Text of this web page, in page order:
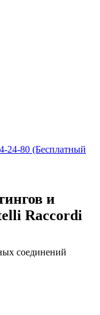
24-80 (Бесплатный
и
Raccordi
соединений